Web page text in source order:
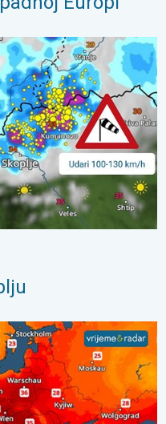
vjetar. . . srijeda, 22.
30 stupnjeva. . . subota,